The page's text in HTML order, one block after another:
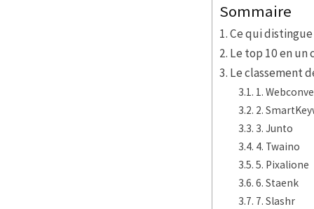
Sommaire
Ce qui distingue
Le top 10 en un
Le classement
1.
2.
3. Junto
4. Twaino
5. Pixalione
6. Staenk
7. Slashr